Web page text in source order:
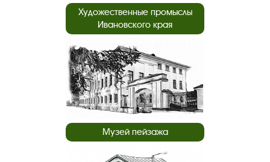
Художественные промыслы
Ивановского края
Музей пейзажа